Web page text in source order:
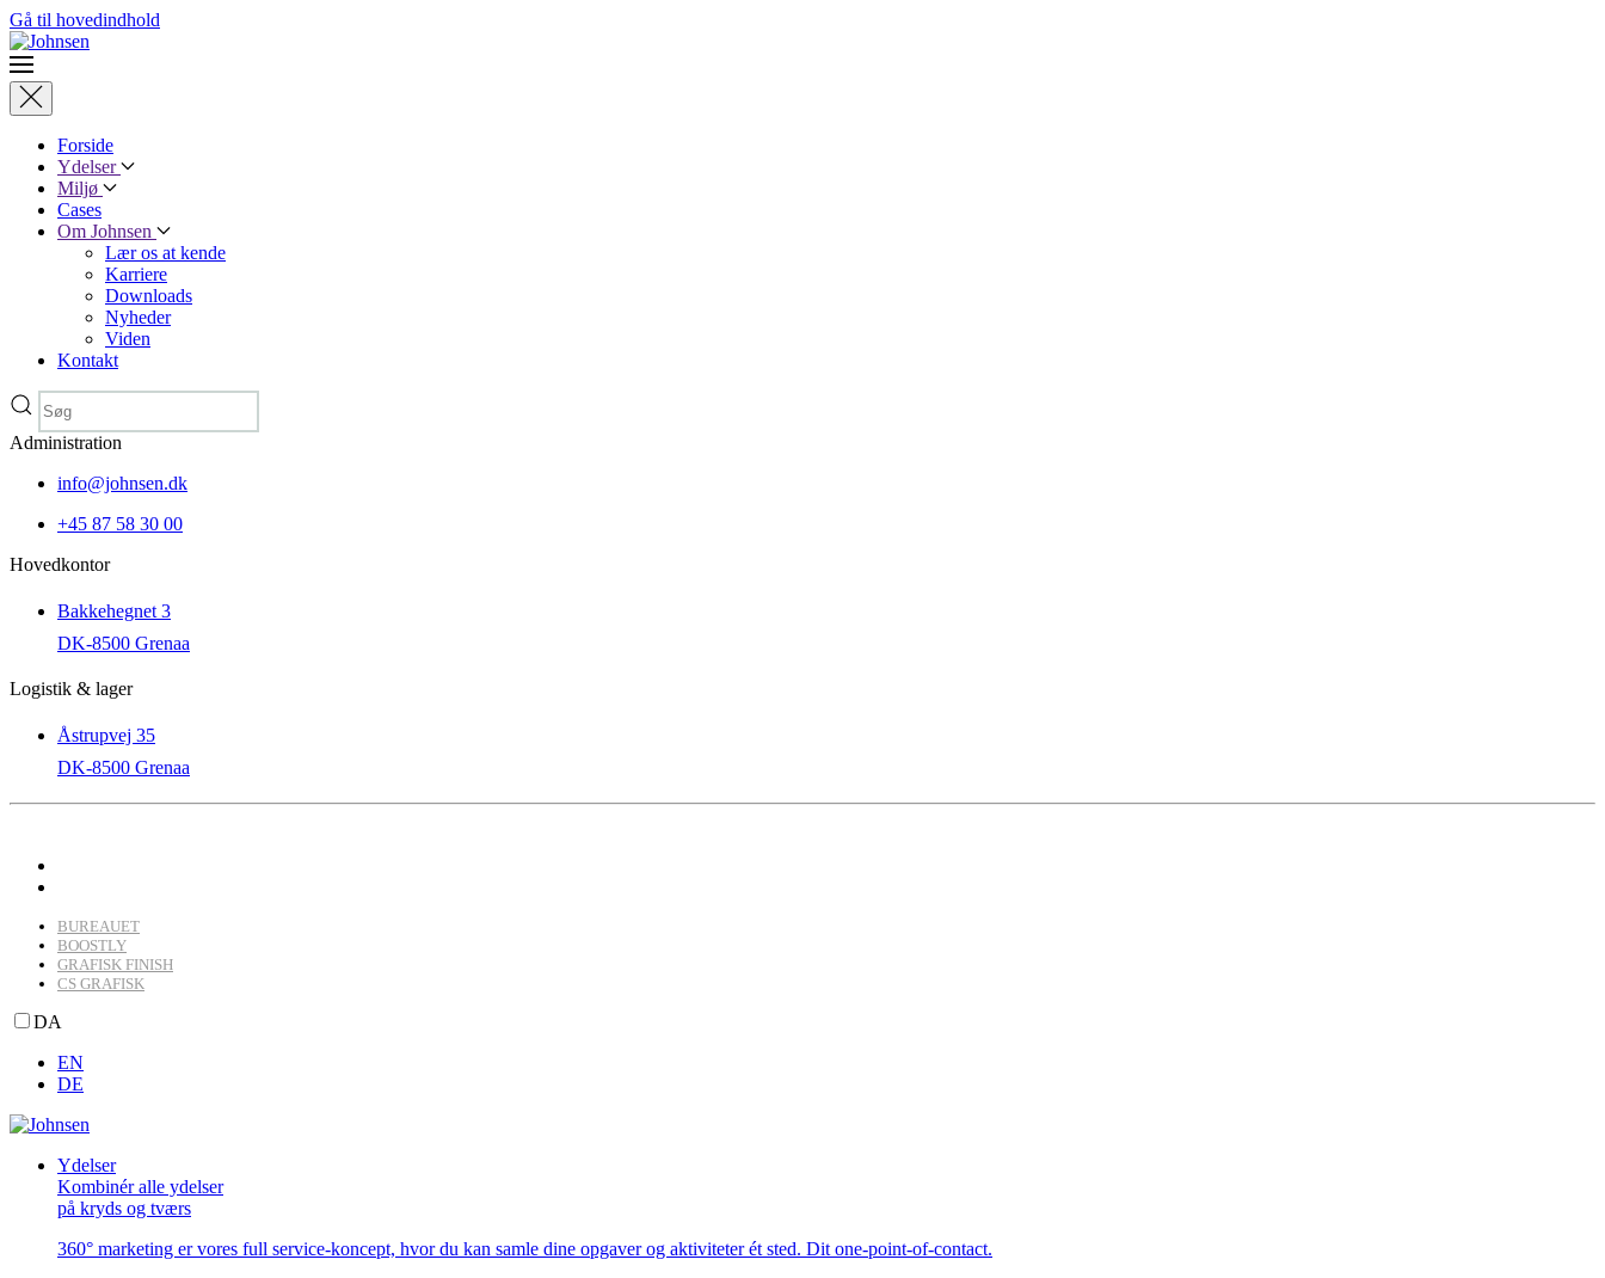
Gå til hovedindhold
Forside
Ydelser
Miljø
Cases
Om Johnsen
Lær os at kende
Karriere
Downloads
Nyheder
Viden
Kontakt
Administration
info@johnsen.dk
+45 87 58 30 00
Hovedkontor
Bakkehegnet 3
DK-8500 Grenaa
Logistik & lager
Åstrupvej 35
DK-8500 Grenaa
BUREAUET
BOOSTLY
GRAFISK FINISH
CS GRAFISK
DA
EN
DE
Ydelser
Kombinér alle ydelser
på kryds og tværs
360° marketing er vores full service-koncept, hvor du kan samle dine opgaver og aktiviteter ét sted. Dit one-point-of-contact.